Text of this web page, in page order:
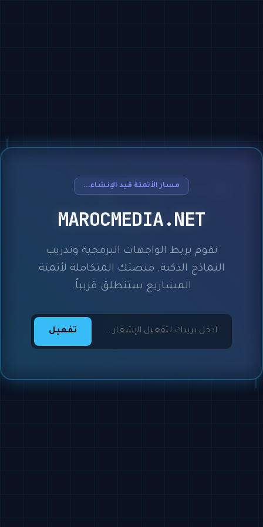
مسار الأتمتة قيد الإنشاء...
MAROCMEDIA.NET
نقوم بربط الواجهات البرمجية وتدريب
النماذج الذكية. منصتك المتكاملة لأتمتة
المشاريع ستنطلق قريباً.
تفعيل